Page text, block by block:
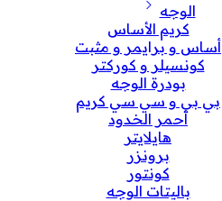
الوجه
كريم الأساس
أساس و برايمر و مثبت
كونسيلر و كوركتر
بودرة الوجه
بي بي و سي سي كريم
أحمر الخدود
هايلايتر
برونزر
كونتور
باليتات الوجه